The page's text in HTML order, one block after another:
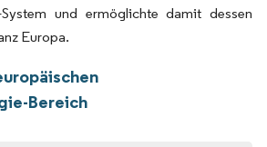
und ermöglichte damit dessen
Europa.
Bereich